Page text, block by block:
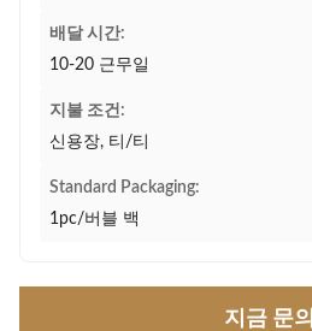
배달 시간:
10-20 근무일
지불 조건:
신용장, 티/티
Standard Packaging:
1pc/버블 백
지금 문의